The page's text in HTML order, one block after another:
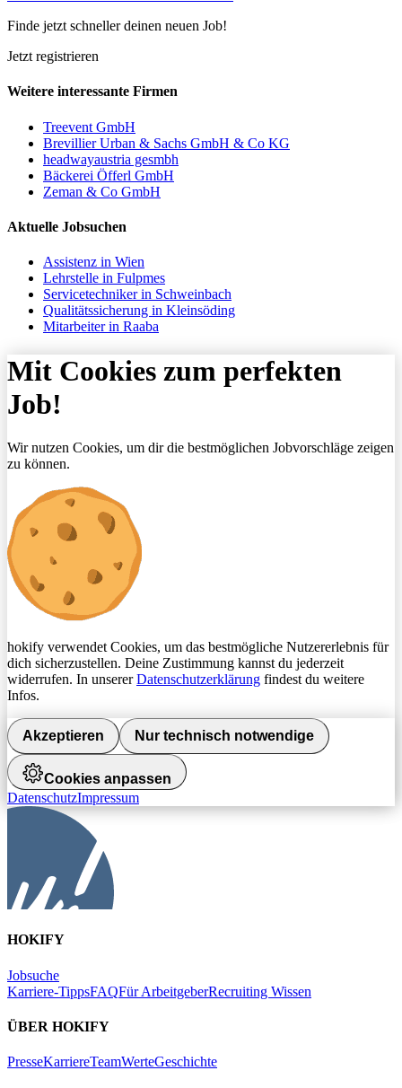
Finde jetzt schneller deinen neuen Job!
Jetzt registrieren
Weitere interessante Firmen
Treevent GmbH
Brevillier Urban & Sachs GmbH & Co KG
headwayaustria gesmbh
Bäckerei Öfferl GmbH
Zeman & Co GmbH
Aktuelle Jobsuchen
Assistenz in Wien
Lehrstelle in Fulpmes
Servicetechniker in Schweinbach
Qualitätssicherung in Kleinsöding
Mitarbeiter in Raaba
Mit Cookies zum perfekten
Job!
Wir nutzen Cookies, um dir die bestmöglichen Jobvorschläge zeigen
zu können.
hokify verwendet Cookies, um das bestmögliche Nutzererlebnis für
dich sicherzustellen. Deine Zustimmung kannst du jederzeit
widerrufen. In unsererDatenschutzerklärung findest du weitere
Infos.
Akzeptieren Nur technisch notwendige
Cookies anpassen
DatenschutzImpressum
HOKIFY
Jobsuche
Karriere-TippsFAQFür ArbeitgeberRecruiting Wissen
ÜBER HOKIFY
PresseKarriereTeamWerteGeschichte